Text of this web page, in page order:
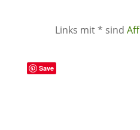
Links mit * sind
Save